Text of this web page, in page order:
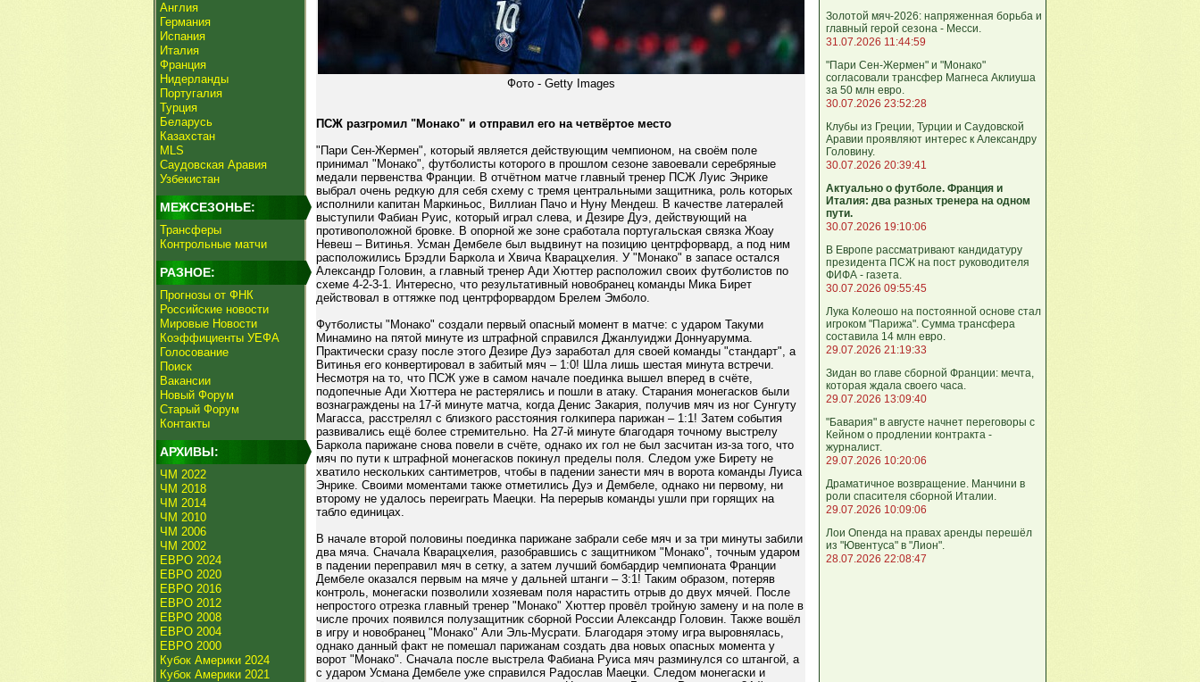
Англия
Германия
Испания
Италия
Франция
Нидерланды
Португалия
Турция
Беларусь
Казахстан
MLS
Саудовская Аравия
Узбекистан
МЕЖСЕЗОНЬЕ:
Трансферы
Контрольные матчи
РАЗНОЕ:
Прогнозы от ФНК
Российские новости
Мировые Новости
Коэффициенты УЕФА
Голосование
Поиск
Вакансии
Новый Форум
Старый Форум
Контакты
АРХИВЫ:
ЧМ 2022
ЧМ 2018
ЧМ 2014
ЧМ 2010
ЧМ 2006
ЧМ 2002
ЕВРО 2024
ЕВРО 2020
ЕВРО 2016
ЕВРО 2012
ЕВРО 2008
ЕВРО 2004
ЕВРО 2000
Кубок Америки 2024
Кубок Америки 2021
Фото - Getty Images
ПСЖ разгромил "Монако" и отправил его на четвёртое место
"Пари Сен-Жермен", который является действующим чемпионом, на своём поле
принимал "Монако", футболисты которого в прошлом сезоне завоевали серебряные
медали первенства Франции. В отчётном матче главный тренер ПСЖ Луис Энрике
выбрал очень редкую для себя схему с тремя центральными защитника, роль которых
исполнили капитан Маркиньос, Виллиан Пачо и Нуну Мендеш. В качестве латералей
выступили Фабиан Руис, который играл слева, и Дезире Дуэ, действующий на
противоположной бровке. В опорной же зоне сработала португальская связка Жоау
Невеш – Витинья. Усман Дембеле был выдвинут на позицию центрфорвард, а под ним
расположились Брэдли Баркола и Хвича Кварацхелия. У "Монако" в запасе остался
Александр Головин, а главный тренер Ади Хюттер расположил своих футболистов по
схеме 4-2-3-1. Интересно, что результативный новобранец команды Мика Бирет
действовал в оттяжке под центрфорвардом Брелем Эмболо.
Футболисты "Монако" создали первый опасный момент в матче: с ударом Такуми
Минамино на пятой минуте из штрафной справился Джанлуиджи Доннуарумма.
Практически сразу после этого Дезире Дуэ заработал для своей команды "стандарт", а
Витинья его конвертировал в забитый мяч – 1:0! Шла лишь шестая минута встречи.
Несмотря на то, что ПСЖ уже в самом начале поединка вышел вперед в счёте,
подопечные Ади Хюттера не растерялись и пошли в атаку. Старания монегасков были
вознаграждены на 17-й минуте матча, когда Денис Закария, получив мяч из ног Сунгуту
Магасса, расстрелял с близкого расстояния голкипера парижан – 1:1! Затем события
развивались ещё более стремительно. На 27-й минуте благодаря точному выстрелу
Баркола парижане снова повели в счёте, однако их гол не был засчитан из-за того, что
мяч по пути к штрафной монегасков покинул пределы поля. Следом уже Бирету не
хватило нескольких сантиметров, чтобы в падении занести мяч в ворота команды Луиса
Энрике. Своими моментами также отметились Дуэ и Дембеле, однако ни первому, ни
второму не удалось переиграть Маецки. На перерыв команды ушли при горящих на
табло единицах.
В начале второй половины поединка парижане забрали себе мяч и за три минуты забили
два мяча. Сначала Кварацхелия, разобравшись с защитником "Монако", точным ударом
в падении переправил мяч в сетку, а затем лучший бомбардир чемпионата Франции
Дембеле оказался первым на мяче у дальней штанги – 3:1! Таким образом, потеряв
контроль, монегаски позволили хозяевам поля нарастить отрыв до двух мячей. После
непростого отрезка главный тренер "Монако" Хюттер провёл тройную замену и на поле в
числе прочих появился полузащитник сборной России Александр Головин. Также вошёл
в игру и новобранец "Монако" Али Эль-Мусрати. Благодаря этому игра выровнялась,
однако данный факт не помешал парижанам создать два новых опасных момента у
ворот "Монако". Сначала после выстрела Фабиана Руиса мяч разминулся со штангой, а
с ударом Усмана Дембеле уже справился Радослав Маецки. Следом монегаски и
Золотой мяч-2026: напряженная борьба и
главный герой сезона - Месси.
31.07.2026 11:44:59
"Пари Сен-Жермен" и "Монако"
согласовали трансфер Магнеса Аклиуша
за 50 млн евро.
30.07.2026 23:52:28
Клубы из Греции, Турции и Саудовской
Аравии проявляют интерес к Александру
Головину.
30.07.2026 20:39:41
Актуально о футболе. Франция и
Италия: два разных тренера на одном
пути.
30.07.2026 19:10:06
В Европе рассматривают кандидатуру
президента ПСЖ на пост руководителя
ФИФА - газета.
30.07.2026 09:55:45
Лука Колеошо на постоянной основе стал
игроком "Парижа". Сумма трансфера
составила 14 млн евро.
29.07.2026 21:19:33
Зидан во главе сборной Франции: мечта,
которая ждала своего часа.
29.07.2026 13:09:40
"Бавария" в августе начнет переговоры с
Кейном о продлении контракта -
журналист.
29.07.2026 10:20:06
Драматичное возвращение. Манчини в
роли спасителя сборной Италии.
29.07.2026 10:09:06
Лои Опенда на правах аренды перешёл
из "Ювентуса" в "Лион".
28.07.2026 22:08:47